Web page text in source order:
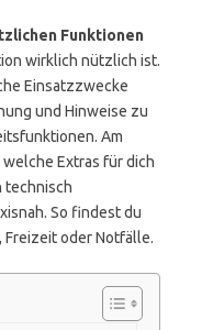
Funktionen
wirklich nützlich ist.
Einsatzzwecke
und Hinweise zu
Am
Extras für dich
technisch
So findest du
Freizeit oder Notfälle.